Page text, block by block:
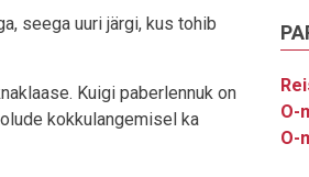
seega uuri järgi, kus tohib
Kuigi paberlennuk on
kokkulangemisel ka
O-
O-